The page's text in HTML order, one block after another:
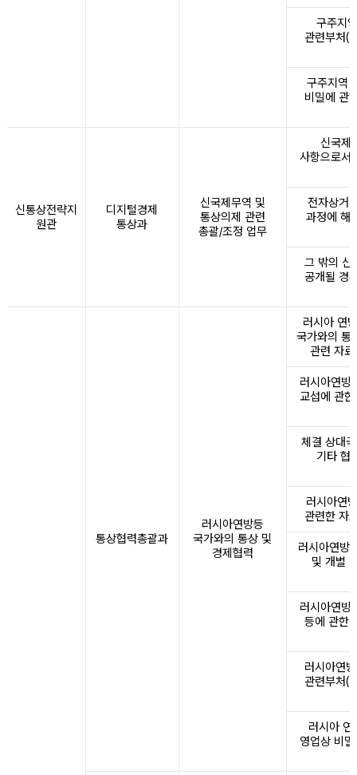
구주지
관련부처(
구주지역
비밀에 관
신통상전략지
원관
디지털경제
통상과
신국제무역 및
통상의제 관련
총괄/조정 업무
신국제
사항으로서
전자상거
과정에 해
그 밖의 신
공개될 경
통상협력총괄과
러시아연방등
국가와의 통상 및
경제협력
러시아 연
국가와의 통
관련 자
러시아연방
교섭에 관
체결 상대
기타 협
러시아연
관련한 자
러시아연방
및 개별
러시아연방
등에 관한
러시아연
관련부처(
러시아 연
영업상 비